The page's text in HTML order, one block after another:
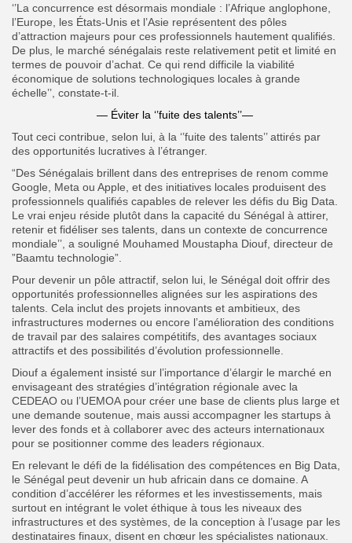
‘’La concurrence est désormais mondiale : l’Afrique anglophone,
l’Europe, les États-Unis et l’Asie représentent des pôles
d’attraction majeurs pour ces professionnels hautement qualifiés.
De plus, le marché sénégalais reste relativement petit et limité en
termes de pouvoir d’achat. Ce qui rend difficile la viabilité
économique de solutions technologiques locales à grande
échelle’’, constate-t-il.
— Éviter la ‘’fuite des talents’’—
Tout ceci contribue, selon lui, à la ‘’fuite des talents’’ attirés par
des opportunités lucratives à l’étranger.
“Des Sénégalais brillent dans des entreprises de renom comme
Google, Meta ou Apple, et des initiatives locales produisent des
professionnels qualifiés capables de relever les défis du Big Data.
Le vrai enjeu réside plutôt dans la capacité du Sénégal à attirer,
retenir et fidéliser ses talents, dans un contexte de concurrence
mondiale’’, a souligné Mouhamed Moustapha Diouf, directeur de
”Baamtu technologie”.
Pour devenir un pôle attractif, selon lui, le Sénégal doit offrir des
opportunités professionnelles alignées sur les aspirations des
talents. Cela inclut des projets innovants et ambitieux, des
infrastructures modernes ou encore l’amélioration des conditions
de travail par des salaires compétitifs, des avantages sociaux
attractifs et des possibilités d’évolution professionnelle.
Diouf a également insisté sur l’importance d’élargir le marché en
envisageant des stratégies d’intégration régionale avec la
CEDEAO ou l’UEMOA pour créer une base de clients plus large et
une demande soutenue, mais aussi accompagner les startups à
lever des fonds et à collaborer avec des acteurs internationaux
pour se positionner comme des leaders régionaux.
En relevant le défi de la fidélisation des compétences en Big Data,
le Sénégal peut devenir un hub africain dans ce domaine. A
condition d’accélérer les réformes et les investissements, mais
surtout en intégrant le volet éthique à tous les niveaux des
infrastructures et des systèmes, de la conception à l’usage par les
destinataires finaux, disent en chœur les spécialistes nationaux.